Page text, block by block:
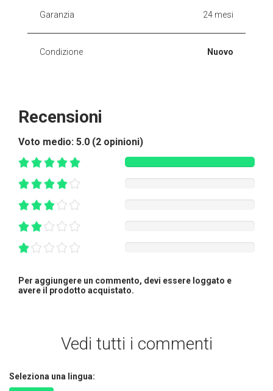
Garanzia 24 mesi
Condizione Nuovo
Recensioni
Voto medio: 5.0 (2 opinioni)
Per aggiungere un commento, devi essere loggato e
avere il prodotto acquistato.
Vedi tutti i commenti
Seleziona una lingua: